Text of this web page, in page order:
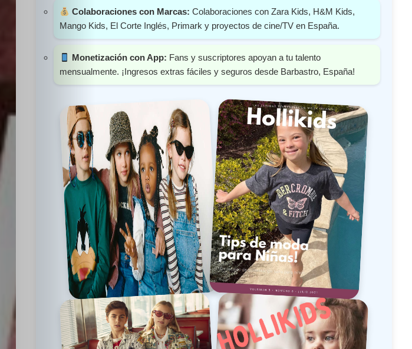
Contacto
Search
Colaboraciones con Marcas: Colaboraciones con Zara Kids, H&M Kids,
Mango Kids, El Corte Inglés, Primark y proyectos de cine/TV en España.
Monetización con App: Fans y suscriptores apoyan a tu talento
mensualmente. ¡Ingresos extras fáciles y seguros desde Barbastro, España!